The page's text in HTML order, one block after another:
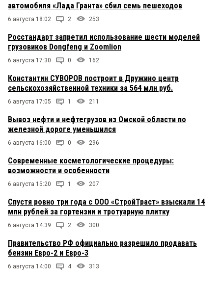
автомобиля «Лада Гранта» сбил семь пешеходов
6 августа 18:02 2 253
Росстандарт запретил использование шести моделей
грузовиков Dongfeng и Zoomlion
6 августа 17:30 0 162
Константин СУВОРОВ построит в Дружино центр
сельскохозяйственной техники за 564 млн руб.
6 августа 17:05 1 211
Вывоз нефти и нефтегрузов из Омской области по
железной дороге уменьшился
6 августа 16:00 0 296
Современные косметологические процедуры:
возможности и особенности
6 августа 15:20 1 207
Спустя ровно три года с ООО «СтройТраст» взыскали 14
млн рублей за гортензии и тротуарную плитку
6 августа 14:39 2 300
Правительство РФ официально разрешило продавать
бензин Евро-2 и Евро-3
6 августа 14:00 4 313